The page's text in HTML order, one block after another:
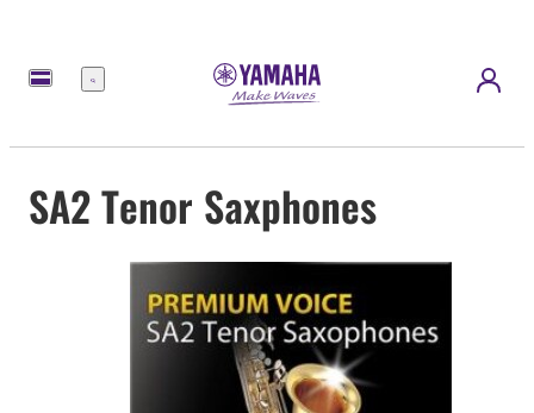
Menü
SA2 Tenor Saxphones